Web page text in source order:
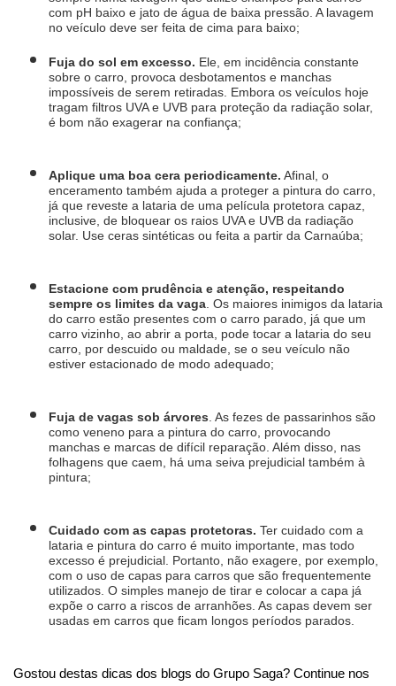
com pH baixo e jato de água de baixa pressão. A lavagem
no veículo deve ser feita de cima para baixo;
Fuja do sol em excesso. Ele, em incidência constante
sobre o carro, provoca desbotamentos e manchas
impossíveis de serem retiradas. Embora os veículos hoje
tragam filtros UVA e UVB para proteção da radiação solar,
é bom não exagerar na confiança;
Aplique uma boa cera periodicamente. Afinal, o
enceramento também ajuda a proteger a pintura do carro,
já que reveste a lataria de uma película protetora capaz,
inclusive, de bloquear os raios UVA e UVB da radiação
solar. Use ceras sintéticas ou feita a partir da Carnaúba;
Estacione com prudência e atenção, respeitando
sempre os limites da vaga . Os maiores inimigos da lataria
do carro estão presentes com o carro parado, já que um
carro vizinho, ao abrir a porta, pode tocar a lataria do seu
carro, por descuido ou maldade, se o seu veículo não
estiver estacionado de modo adequado;
Fuja de vagas sob árvores . As fezes de passarinhos são
como veneno para a pintura do carro, provocando
manchas e marcas de difícil reparação. Além disso, nas
folhagens que caem, há uma seiva prejudicial também à
pintura;
Cuidado com as capas protetoras. Ter cuidado com a
lataria e pintura do carro é muito importante, mas todo
excesso é prejudicial. Portanto, não exagere, por exemplo,
com o uso de capas para carros que são frequentemente
utilizados. O simples manejo de tirar e colocar a capa já
expõe o carro a riscos de arranhões. As capas devem ser
usadas em carros que ficam longos períodos parados.
Gostou destas dicas dos blogs do Grupo Saga? Continue nos